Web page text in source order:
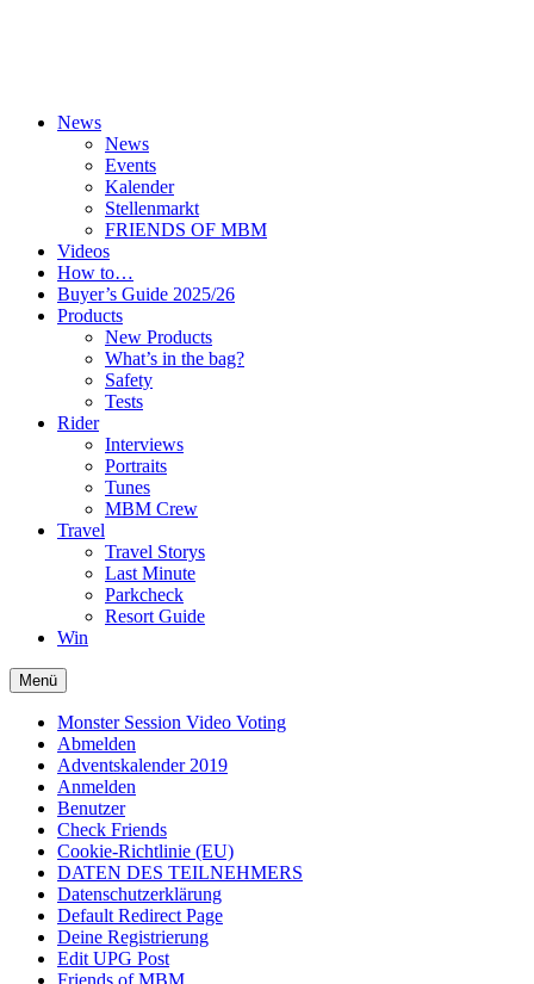
News
News
Events
Kalender
Stellenmarkt
FRIENDS OF MBM
Videos
How to…
Buyer’s Guide 2025/26
Products
New Products
What’s in the bag?
Safety
Tests
Rider
Interviews
Portraits
Tunes
MBM Crew
Travel
Travel Storys
Last Minute
Parkcheck
Resort Guide
Win
Menü
Monster Session Video Voting
Abmelden
Adventskalender 2019
Anmelden
Benutzer
Check Friends
Cookie-Richtlinie (EU)
DATEN DES TEILNEHMERS
Datenschutzerklärung
Default Redirect Page
Deine Registrierung
Edit UPG Post
Friends of MBM